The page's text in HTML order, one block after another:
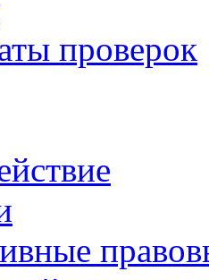
проверок